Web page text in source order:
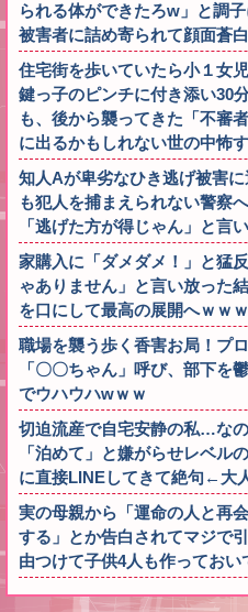
られる体ができたろw」と調
被害者に詰め寄られて顔面蒼
住宅街を歩いていたら小１女
鍵っ子のピンチに付き添い30
も、後から襲ってきた「不審
に出るかもしれない世の中怖
知人Aが卑劣なひき逃げ被害
も犯人を捕まえられない警察
「逃げた方が得じゃん」と言
家購入に「ダメダメ！」と猛
ゃありません」と言い放った
を口にして最高の展開へｗｗ
職場を襲う歩く香害お局！プ
「〇〇ちゃん」呼び、部下を
でウハウハwｗｗ
切迫流産で自宅安静の私…な
「泊めて」と嫌がらせレベル
に直接LINEしてきて絶句←大
実の母親から「運命の人と再
する」とか告白されてマジで
由つけて子供4人も作っておい